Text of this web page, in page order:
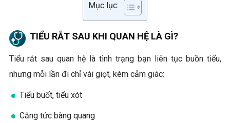
Mục lục:
TIỂU RẮT SAU KHI QUAN HỆ LÀ GÌ?
Tiểu rắt sau quan hệ là tình trạng bạn liên tục buồn tiểu,
nhưng mỗi lần đi chỉ vài giọt, kèm cảm giác:
Tiểu buốt, tiểu xót
Căng tức bàng quang